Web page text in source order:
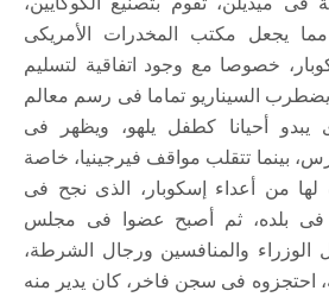
يجعل مكتب المخدرات الأمريكى
خصوصا مع وجود اتفاقية لتسليم
السيناريو تماما فى رسم معالم
أحيانا كطفل يلهو، ويظهر فى
تتقلب مواقف فيرجينيا، خاصة
من أعداء إسكوبار، الذى نجح فى
بلده، ثم أصبح عضوا فى مجلس
والمنافسين ورجال الشرطة،
فى سجن فاخر، كان يدير منه